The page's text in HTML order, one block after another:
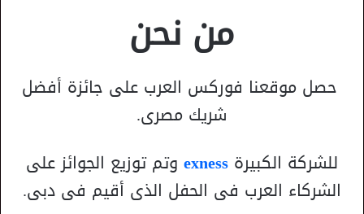
من نحن
حصل موقعنا فوركس العرب على جائزة أفضل
شريك مصرى.
للشركة الكبيرة exness وتم توزيع الجوائز على
الشركاء العرب فى الحفل الذى أقيم فى دبى.